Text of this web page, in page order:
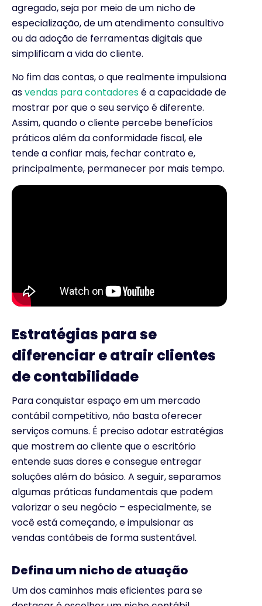
agregado, seja por meio de um nicho de
especialização, de um atendimento consultivo
ou da adoção de ferramentas digitais que
simplificam a vida do cliente.
No fim das contas, o que realmente impulsiona
asvendas para contadoresé a capacidade de
mostrar por que o seu serviço é diferente.
Assim, quando o cliente percebe benefícios
práticos além da conformidade fiscal, ele
tende a confiar mais, fechar contrato e,
principalmente, permanecer por mais tempo.
Estratégias para se
diferenciar e atrair clientes
de contabilidade
Para conquistar espaço em um mercado
contábil competitivo, não basta oferecer
serviços comuns. É preciso adotar estratégias
que mostrem ao cliente que o escritório
entende suas dores e consegue entregar
soluções além do básico. A seguir, separamos
algumas práticas fundamentais que podem
valorizar o seu negócio – especialmente, se
você está começando, e impulsionar as
vendas contábeis de forma sustentável.
Defina um nicho de atuação
Um dos caminhos mais eficientes para se